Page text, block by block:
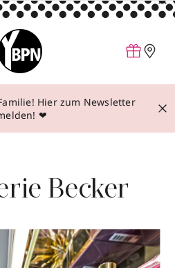
Hier zum Newsletter
❤
Becker